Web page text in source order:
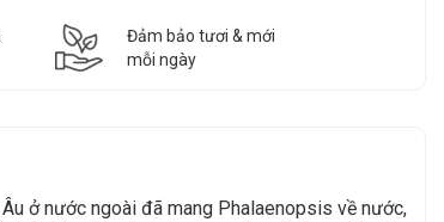
Đảm bảo tươi & mới
mỗi ngày
ở nước ngoài đã mang Phalaenopsis về nước,